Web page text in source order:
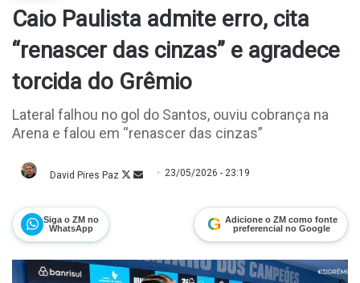
Caio Paulista admite erro, cita
“renascer das cinzas” e agradece
torcida do Grêmio
Lateral falhou no gol do Santos, ouviu cobrança na
Arena e falou em “renascer das cinzas”
David Pires Paz FollowMande
23/05/2026 - 23:19
Siga o ZM no
WhatsApp
G Adicione o ZM como fonte
preferencial no Google